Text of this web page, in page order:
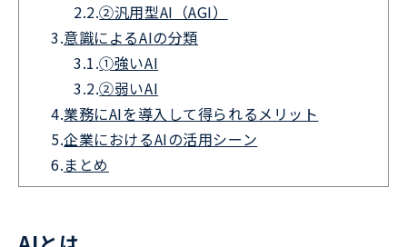
2.2.②汎用型AI（AGI）
3.意識によるAIの分類
3.1.➀強いAI
3.2.②弱いAI
4.業務にAIを導入して得られるメリット
5.企業におけるAIの活用シーン
6.まとめ